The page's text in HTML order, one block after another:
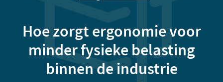
Hoe zorgt ergonomie voor
minder fysieke belasting
binnen de industrie